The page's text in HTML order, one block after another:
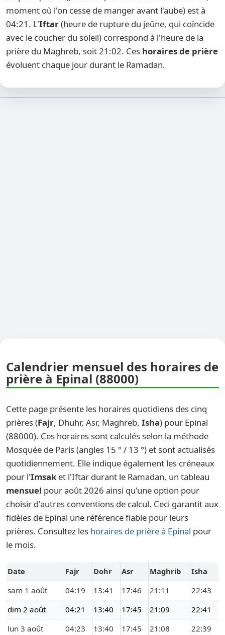
moment où l'on cesse de manger avant l'aube) est à
04:21. L'Iftar(heure de rupture du jeûne, qui coïncide
avec le coucher du soleil) correspond à l'heure de la
prière du Maghreb, soit 21:02. Ces horaires de prière
évoluent chaque jour durant le Ramadan.
Calendrier mensuel des horaires de
prière à Epinal (88000)
Cette page présente les horaires quotidiens des cinq
prières (Fajr, Dhuhr, Asr, Maghreb, Isha) pour Epinal
(88000). Ces horaires sont calculés selon la méthode
Mosquée de Paris (angles 15 ° / 13 °) et sont actualisés
quotidiennement. Elle indique également les créneaux
pour l'Imsak et l'Iftar durant le Ramadan, un tableau
mensuel pour août 2026 ainsi qu'une option pour
choisir d'autres conventions de calcul. Ceci garantit aux
fidèles de Epinal une référence fiable pour leurs
prières. Consultez les horaires de prière à Epinal pour
le mois.
Date Fajr Dohr Asr Maghrib
Isha
sam 1 août
04:19 13:41 17:46 21:11
22:43
dim 2 août
04:21 13:40 17:45 21:09
22:41
lun 3 août
04:23 13:40 17:45 21:08 22:39